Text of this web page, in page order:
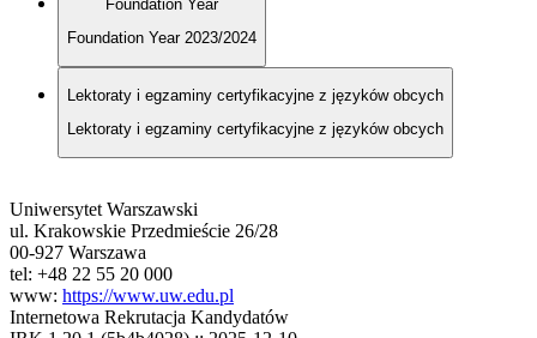
Foundation Year
Foundation Year 2023/2024
Lektoraty i egzaminy certyfikacyjne z języków obcych
Lektoraty i egzaminy certyfikacyjne z języków obcych
Uniwersytet Warszawski
ul. Krakowskie Przedmieście 26/28
00-927 Warszawa
tel: +48 22 55 20 000
www: https://www.uw.edu.pl
Internetowa Rekrutacja Kandydatów